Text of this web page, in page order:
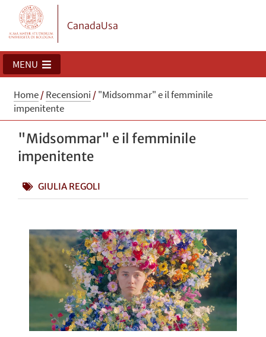
CanadaUsa
MENU
Home/Recensioni /"Midsommar" e il femminile
impenitente
"Midsommar" e il femminile
impenitente
GIULIA REGOLI